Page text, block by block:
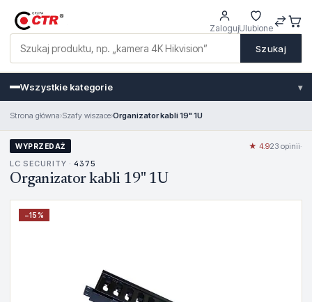
Szukaj
ZalogujUlubione
Wszystkie kategorie ▾
Strona główna›Szafy wiszace›Organizator kabli 19" 1U
WYPRZEDAŻ
LC SECURITY · 4375
Organizator kabli 19" 1U
★ 4.923 opinii·
−15%